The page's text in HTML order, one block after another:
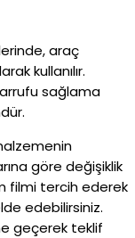
araç
kullanılır.
sağlama
göre değişiklik
filmi tercih ederek
edebilirsiniz.
geçerek teklif